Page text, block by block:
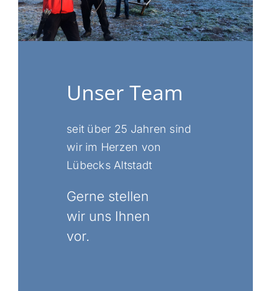
Unser Team
seit über 25 Jahren sind
wir im Herzen von
Lübecks Altstadt
Gerne stellen
wir uns Ihnen
vor.